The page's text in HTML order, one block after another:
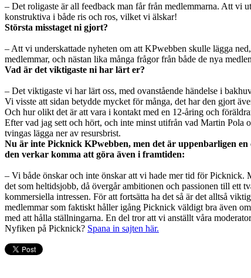
– Det roligaste är all feedback man får från medlemmarna. Att vi
konstruktiva i både ris och ros, vilket vi älskar!
Största misstaget ni gjort?
– Att vi underskattade nyheten om att KPwebben skulle lägga
medlemmar, och nästan lika många frågor från både de nya
Vad är det viktigaste ni har lärt er?
– Det viktigaste vi har lärt oss, med ovanstående händelse i
Vi visste att sidan betydde mycket för många, det har den gjort
Och hur olikt det är att vara i kontakt med en 12-åring och
Efter vad jag sett och hört, och inte minst utifrån vad Martin Pola
tvingas lägga ner av resursbrist.
Nu är inte Picknick KPwebben, men det är uppenbarligen
den verkar komma att göra även i framtiden:
– Vi både önskar och inte önskar att vi hade mer tid för Picknick.
det som heltidsjobb, då övergår ambitionen och passionen till ett
kommersiella intressen. För att fortsätta ha det så är det alltså
medlemmar som faktiskt håller igång Picknick väldigt bra även
med att hålla ställningarna. En del tror att vi anställt våra
Nyfiken på Picknick? Spana in sajten här.